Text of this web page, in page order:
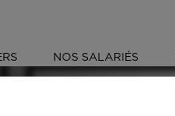
NOS SALARIÉS